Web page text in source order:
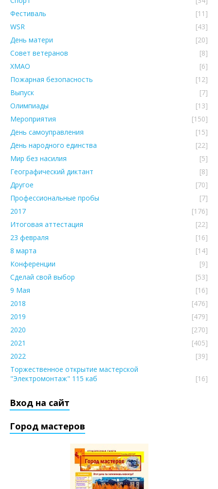
Фестиваль
[11]
WSR
[43]
День матери
[20]
Совет ветеранов
[8]
ХМАО
[6]
Пожарная безопасность
[12]
Выпуск
[7]
Олимпиады
[13]
Мероприятия
[150]
День самоуправления
[15]
День народного единства
[22]
Мир без насилия
[5]
Географический диктант
[8]
Другое
[70]
Профессиональные пробы
[7]
2017
[176]
Итоговая аттестация
[22]
23 февраля
[16]
8 марта
[14]
Конференции
[9]
Сделай свой выбор
[53]
9 Мая
[16]
2018
[476]
2019
[479]
2020
[270]
2021
[405]
2022
[39]
Торжественное открытие мастерской
"Электромонтаж" 115 каб
[16]
Вход на сайт
Город мастеров